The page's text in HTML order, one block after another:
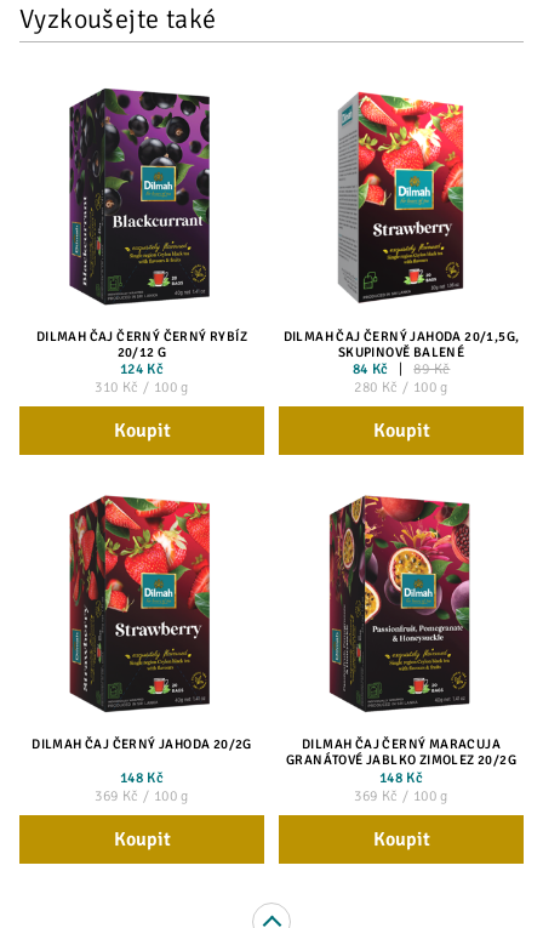
Vyzkoušejte také
DILMAH ČAJ ČERNÝ ČERNÝ RYBÍZ
20/12 G
124 Kč
310 Kč / 100 g
Koupit
DILMAH ČAJ ČERNÝ JAHODA 20/1,5G,
SKUPINOVĚ BALENÉ
84 Kč
89 Kč
280 Kč / 100 g
Koupit
DILMAH ČAJ ČERNÝ JAHODA 20/2G
148 Kč
369 Kč / 100 g
Koupit
DILMAH ČAJ ČERNÝ MARACUJA
GRANÁTOVÉ JABLKO ZIMOLEZ 20/2G
148 Kč
369 Kč / 100 g
Koupit